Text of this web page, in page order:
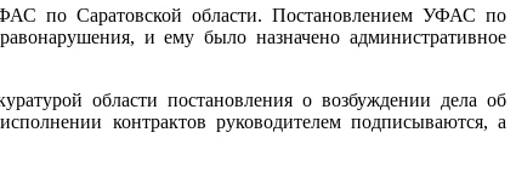
по Саратовской области. Постановлением УФАС по
и ему было назначено административное
области постановления о возбуждении дела об
контрактов руководителем подписываются, а